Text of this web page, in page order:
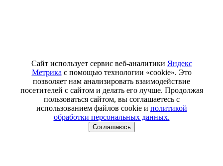
Сайт использует сервис веб-аналитики Яндекс
Метрика с помощью технологии «cookie». Это
позволяет нам анализировать взаимодействие
посетителей с сайтом и делать его лучше. Продолжая
пользоваться сайтом, вы соглашаетесь с
использованием файлов cookie и политикой
обработки персональных данных.
Соглашаюсь